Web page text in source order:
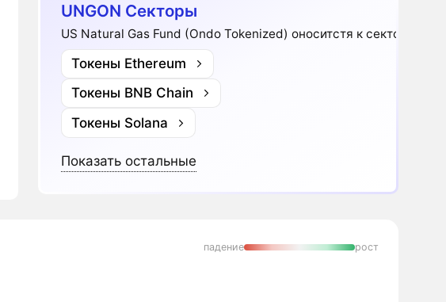
UNGON Секторы
US Natural Gas Fund (Ondo Tokenized) оноситстя к секторам:
Токены Ethereum
Токены BNB Chain
Токены Solana
Показать остальные
падение рост